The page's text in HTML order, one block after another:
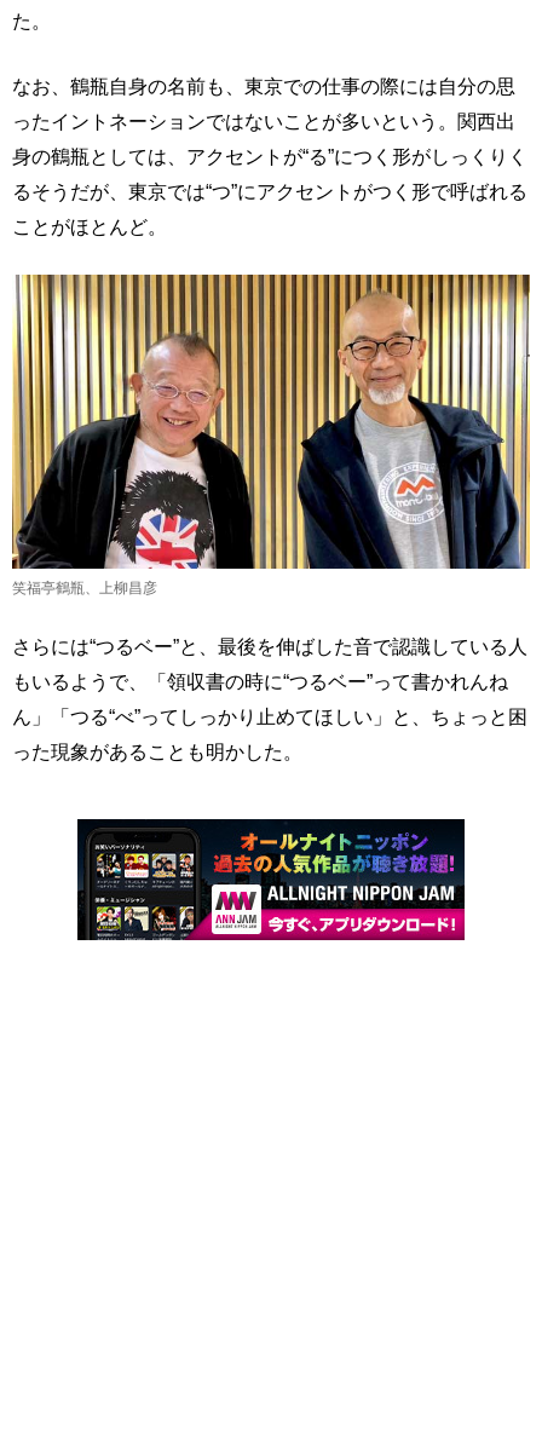
た。
なお、鶴瓶自身の名前も、東京での仕事の際には自分の思
ったイントネーションではないことが多いという。関西出
身の鶴瓶としては、アクセントが“る”につく形がしっくりく
るそうだが、東京では“つ”にアクセントがつく形で呼ばれる
ことがほとんど。
笑福亭鶴瓶、上柳昌彦
さらには“つるベー”と、最後を伸ばした音で認識している人
もいるようで、「領収書の時に“つるベー”って書かれんね
ん」「つる“べ”ってしっかり止めてほしい」と、ちょっと困
った現象があることも明かした。